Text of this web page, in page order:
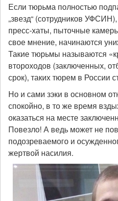
Если тюрьма полностью
„звезд“ (сотрудников
пресс-хаты, пыточные
свое мнение, начинаются
Такие тюрьмы называются
второходов (заключенных,
срок), таких тюрем в России
Но и сами зэки в основном
спокойно, в то же время
оказаться на месте
Повезло! А ведь может не
подозреваемого и
жертвой насилия.